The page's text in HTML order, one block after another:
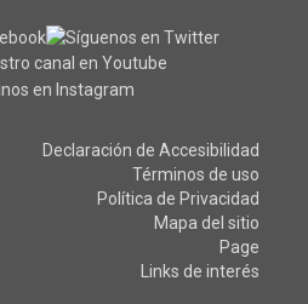
Declaración de Accesibilidad
Términos de uso
Política de Privacidad
Mapa del sitio
Page
Links de interés